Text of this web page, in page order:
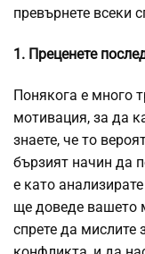
превърнете всеки
1. Преценете
Понякога е много
мотивация, за да
знаете, че то
бързият начин да
е като
ще доведе вашето
спрете да мислите